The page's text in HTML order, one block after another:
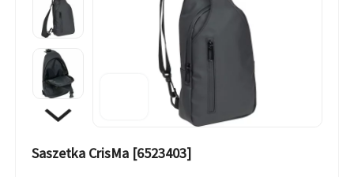
Saszetka CrisMa [6523403]